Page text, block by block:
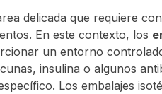
delicada que requiere
En este contexto, los
un entorno
insulina o algunos
Los embalajes